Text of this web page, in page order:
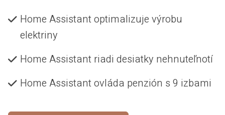
Home Assistant optimalizuje výrobu
elektriny
Home Assistant riadi desiatky nehnuteľnotí
Home Assistant ovláda penzión s 9 izbami